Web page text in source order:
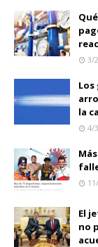
3/
la
4/
El
no